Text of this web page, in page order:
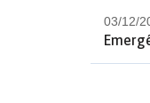
03/12/